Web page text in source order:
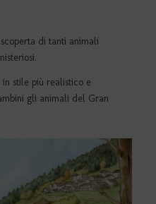
di tanti animali
stile più realistico e
gli animali del Gran